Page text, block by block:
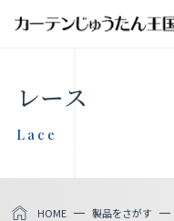
お知らせ
レース
Lace
HOME 製品をさがす